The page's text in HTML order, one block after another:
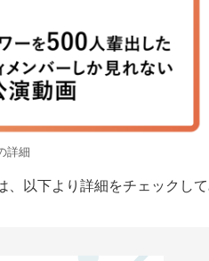
詳細
以下より詳細をチェックして